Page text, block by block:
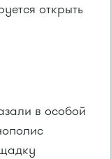
открыть
в особой